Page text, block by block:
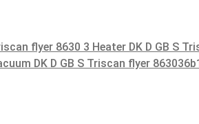
flyer 8630 3 Heater DK D GB S
DK D GB S Triscan flyer